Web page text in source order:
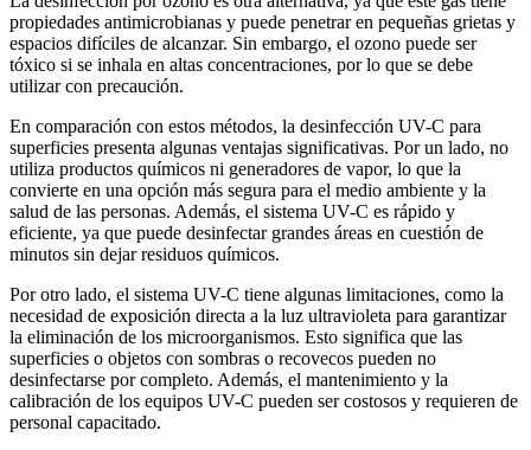
propiedades antimicrobianas y puede penetrar en pequeñas grietas y
espacios difíciles de alcanzar. Sin embargo, el ozono puede ser
tóxico si se inhala en altas concentraciones, por lo que se debe
utilizar con precaución.
En comparación con estos métodos, la desinfección UV-C para
superficies presenta algunas ventajas significativas. Por un lado, no
utiliza productos químicos ni generadores de vapor, lo que la
convierte en una opción más segura para el medio ambiente y la
salud de las personas. Además, el sistema UV-C es rápido y
eficiente, ya que puede desinfectar grandes áreas en cuestión de
minutos sin dejar residuos químicos.
Por otro lado, el sistema UV-C tiene algunas limitaciones, como la
necesidad de exposición directa a la luz ultravioleta para garantizar
la eliminación de los microorganismos. Esto significa que las
superficies o objetos con sombras o recovecos pueden no
desinfectarse por completo. Además, el mantenimiento y la
calibración de los equipos UV-C pueden ser costosos y requieren de
personal capacitado.